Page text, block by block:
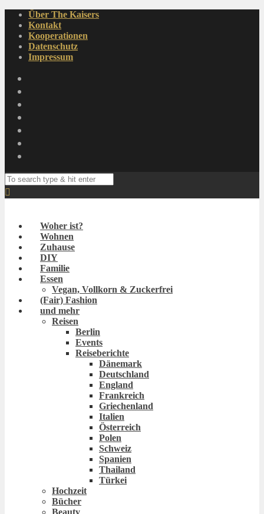
Über The Kaisers
Kontakt
Kooperationen
Datenschutz
Impressum
Woher ist?
Wohnen
Zuhause
DIY
Familie
Essen
Vegan, Vollkorn & Zuckerfrei
(Fair) Fashion
und mehr
Reisen
Berlin
Events
Reiseberichte
Dänemark
Deutschland
England
Frankreich
Griechenland
Italien
Österreich
Polen
Schweiz
Spanien
Thailand
Türkei
Hochzeit
Bücher
Beauty